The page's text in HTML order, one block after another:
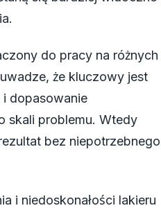
do pracy na różnych
że kluczowy jest
dopasowanie
skali problemu. Wtedy
bez niepotrzebnego
i niedoskonałości lakieru